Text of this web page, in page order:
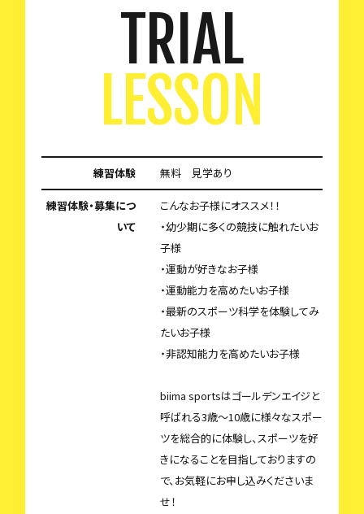
TRIAL
LESSON
練習体験 無料 見学あり
練習体験・募集につ
いて
こんなお子様にオススメ！！
・幼少期に多くの競技に触れたいお
子様
・運動が好きなお子様
・運動能力を高めたいお子様
・最新のスポーツ科学を体験してみ
たいお子様
・非認知能力を高めたいお子様
biima sportsはゴールデンエイジと
呼ばれる3歳〜10歳に様々なスポー
ツを総合的に体験し、スポーツを好
きになることを目指しておりますの
で、お気軽にお申し込みくださいま
せ！